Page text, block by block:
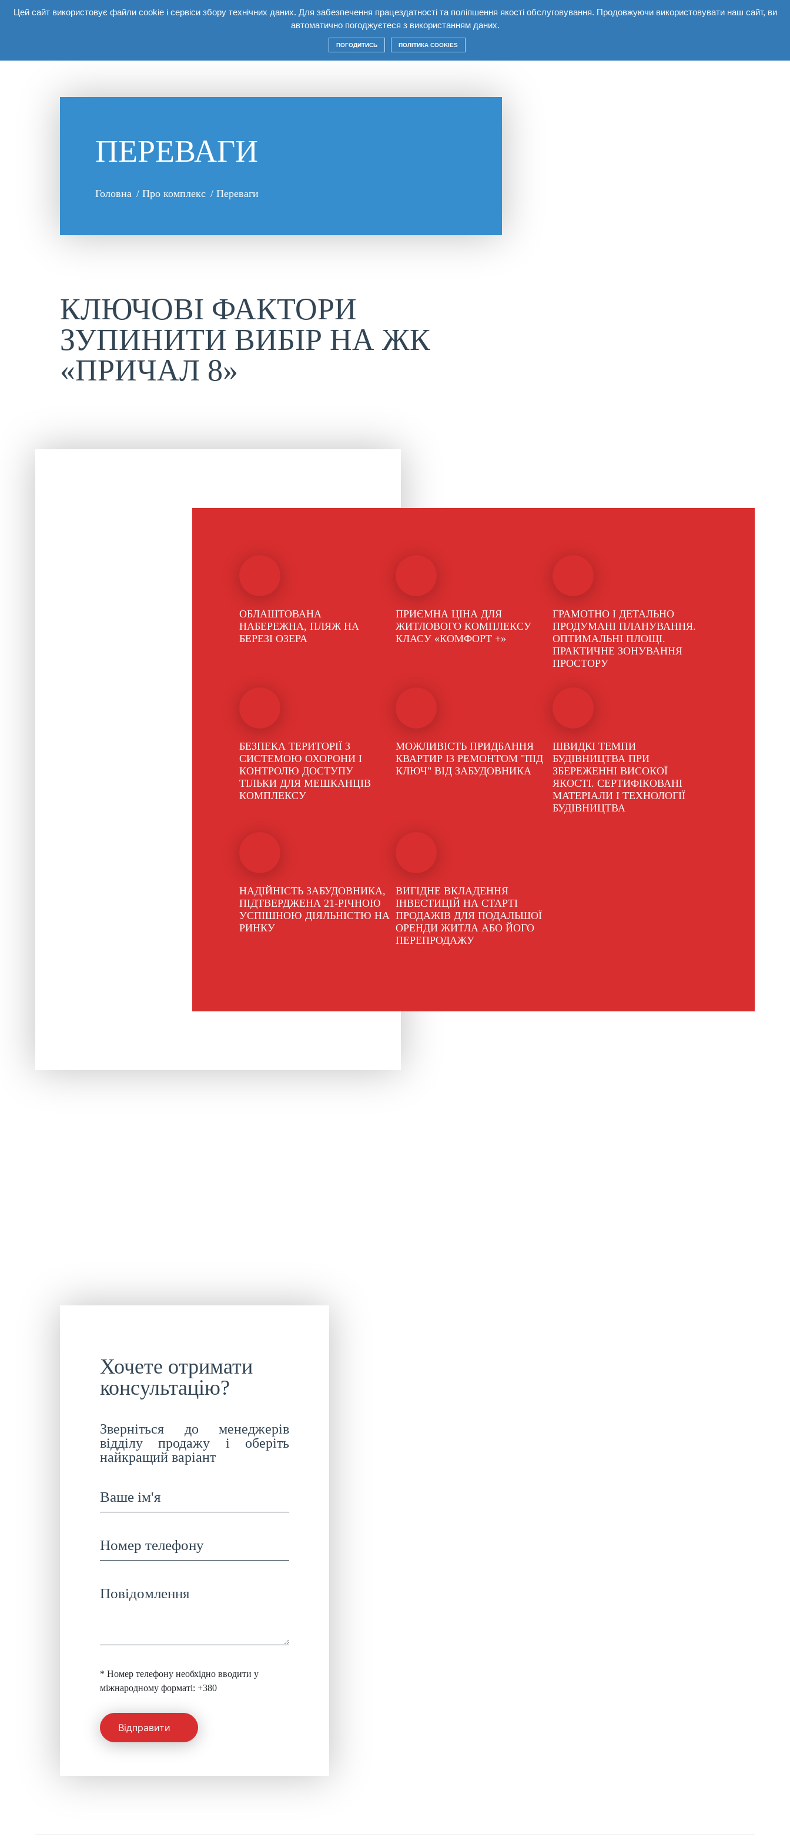
Цей сайт використовує файли cookie і сервіси збору технічних даних. Для забезпечення працездатності та поліпшення якості обслуговування. Продовжуючи використовувати наш сайт, ви
автоматично погоджуєтеся з використанням даних.
ПОГОДИТИСЬ ПОЛІТИКА COOKIES
Про комплекс Квартири Умови Будівництво
ПЕРЕВАГИ
Головна / Про комплекс / Переваги
КЛЮЧОВІ ФАКТОРИ
ЗУПИНИТИ ВИБІР НА ЖК
«ПРИЧАЛ 8»
ОБЛАШТОВАНА
НАБЕРЕЖНА, ПЛЯЖ НА
БЕРЕЗІ ОЗЕРА
ПРИЄМНА ЦІНА ДЛЯ
ЖИТЛОВОГО КОМПЛЕКСУ
КЛАСУ «КОМФОРТ +»
ГРАМОТНО І ДЕТАЛЬНО
ПРОДУМАНІ ПЛАНУВАННЯ.
ОПТИМАЛЬНІ ПЛОЩІ.
ПРАКТИЧНЕ ЗОНУВАННЯ
ПРОСТОРУ
БЕЗПЕКА ТЕРИТОРІЇ З
СИСТЕМОЮ ОХОРОНИ І
КОНТРОЛЮ ДОСТУПУ
ТІЛЬКИ ДЛЯ МЕШКАНЦІВ
КОМПЛЕКСУ
МОЖЛИВІСТЬ ПРИДБАННЯ
КВАРТИР ІЗ РЕМОНТОМ "ПІД
КЛЮЧ" ВІД ЗАБУДОВНИКА
ШВИДКІ ТЕМПИ
БУДІВНИЦТВА ПРИ
ЗБЕРЕЖЕННІ ВИСОКОЇ
ЯКОСТІ. СЕРТИФІКОВАНІ
МАТЕРІАЛИ І ТЕХНОЛОГІЇ
БУДІВНИЦТВА
НАДІЙНІСТЬ ЗАБУДОВНИКА,
ПІДТВЕРДЖЕНА 21-РІЧНОЮ
УСПІШНОЮ ДІЯЛЬНІСТЮ НА
РИНКУ
ВИГІДНЕ ВКЛАДЕННЯ
ІНВЕСТИЦІЙ НА СТАРТІ
ПРОДАЖІВ ДЛЯ ПОДАЛЬШОЇ
ОРЕНДИ ЖИТЛА АБО ЙОГО
ПЕРЕПРОДАЖУ
Хочете отримати
консультацію?
Зверніться до менеджерів
відділу продажу і оберіть
найкращий варіант
* Номер телефону необхідно вводити у
міжнародному форматі: +380
Відправити